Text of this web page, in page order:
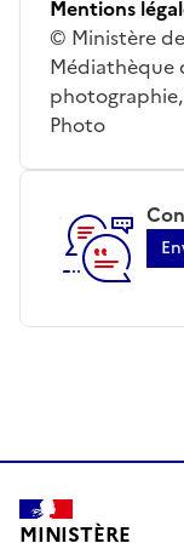
Mentions
© Ministère
Médiathèque
Photo
MINISTÈRE